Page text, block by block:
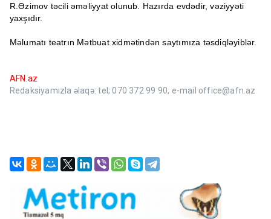
R.Əzimov təcili əməliyyat olunub. Hazırda evdədir, vəziyyəti
yaxşıdır.
Məlumatı teatrın Mətbuat xidmətindən saytımıza təsdiqləyiblər.
AFN.az
Redaksiyamızla əlaqə: tel; 070 372 99 90, e-mail office@afn.az